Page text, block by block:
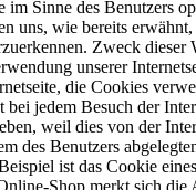
im Sinne des Benutzers
uns, wie bereits
Zweck dieser
unserer
die Cookies
bei jedem Besuch der
weil dies von der
des Benutzers
ist das Cookie
Shop merkt sich die